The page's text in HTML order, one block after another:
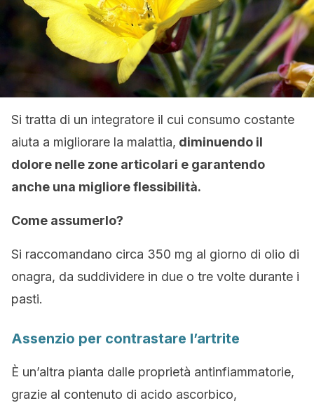
Si tratta di un integratore il cui consumo costante
aiuta a migliorare la malattia, diminuendo il
dolore nelle zone articolari e garantendo
anche una migliore flessibilità.
Come assumerlo?
Si raccomandano circa 350 mg al giorno di olio di
onagra, da suddividere in due o tre volte durante i
pasti.
Assenzio per contrastare l’artrite
È un’altra pianta dalle proprietà antinfiammatorie,
grazie al contenuto di acido ascorbico,